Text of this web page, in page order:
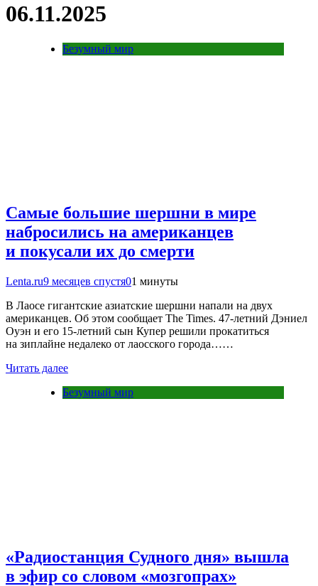
06.11.2025
Безумный мир
Самые большие шершни в мире
набросились на американцев
и покусали их до смерти
Lenta.ru9 месяцев спустя01 минуты
В Лаосе гигантские азиатские шершни напали на двух
американцев. Об этом сообщает The Times. 47-летний Дэниел
Оуэн и его 15-летний сын Купер решили прокатиться
на зиплайне недалеко от лаосского города……
Читать далее
Безумный мир
«Радиостанция Судного дня» вышла
в эфир со словом «мозгопрах»